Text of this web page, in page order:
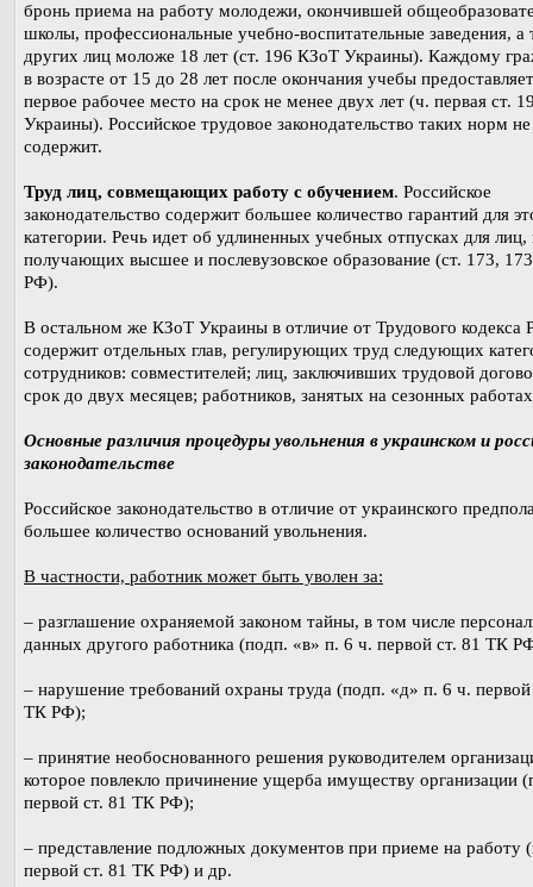
бронь приема на работу молодежи, окончившей
школы, профессиональные учебно-воспитательные заведения, а
других лиц моложе 18 лет (ст. 196 КЗоТ Украины). Каждому
в возрасте от 15 до 28 лет после окончания учебы
первое рабочее место на срок не менее двух лет (ч. первая ст.
Украины). Российское трудовое законодательство таких норм не
содержит.
Труд лиц, совмещающих работу с обучением. Российское
законодательство содержит большее количество гарантий для
категории. Речь идет об удлиненных учебных отпусках для лиц,
получающих высшее и послевузовское образование (ст. 173,
РФ).
В остальном же КЗоТ Украины в отличие от Трудового кодекса
содержит отдельных глав, регулирующих труд следующих
сотрудников: совместителей; лиц, заключивших трудовой
срок до двух месяцев; работников, занятых на сезонных
Основные различия процедуры увольнения в украинском и
законодательстве
Российское законодательство в отличие от украинского
большее количество оснований увольнения.
В частности, работник может быть уволен за:
– разглашение охраняемой законом тайны, в том числе
данных другого работника (подп. «в» п. 6 ч. первой ст. 81 ТК
– нарушение требований охраны труда (подп. «д» п. 6 ч. первой
ТК РФ);
– принятие необоснованного решения руководителем
которое повлекло причинение ущерба имуществу организации
первой ст. 81 ТК РФ);
– представление подложных документов при приеме на работу
первой ст. 81 ТК РФ) и др.